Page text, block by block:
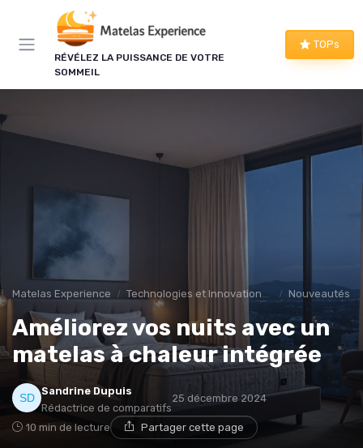
RÉVÉLEZ LA PUISSANCE DE VOTRE
SOMMEIL
TOPs
Matelas Experience Technologies et Innovations pour les matelas Nouveautés
Améliorez vos nuits avec un
matelas à chaleur intégrée
Sandrine Dupuis
Rédactrice de comparatifs
25 décembre 2024
10 min de lecture Partager cette page
Panneau de gestion des cookies